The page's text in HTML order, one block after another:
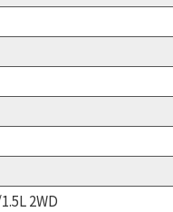
2WD